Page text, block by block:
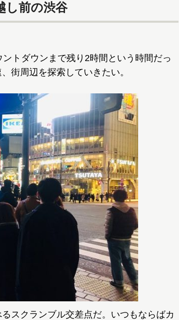
し前の渋谷
トダウンまで残り2時間という時間だっ
街周辺を探索していきたい。
スクランブル交差点だ。いつもならばカ